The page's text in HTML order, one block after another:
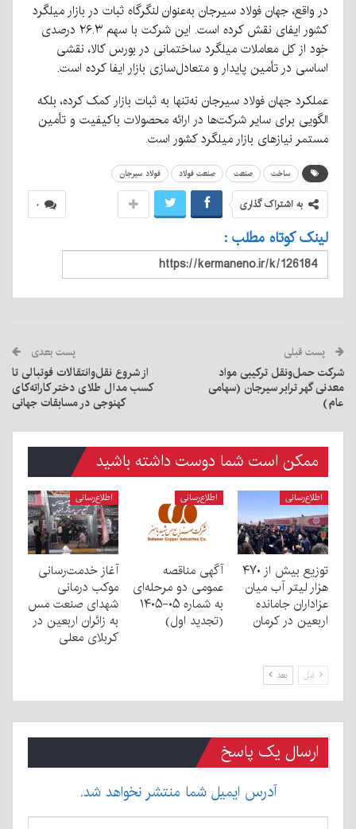
در واقع، جهان فولاد سیرجان به‌عنوان لنگرگاه ثبات در بازار میلگرد
کشور ایفای نقش کرده است. این شرکت با سهم ۲۶.۳ درصدی
خود از کل معاملات میلگرد ساختمانی در بورس کالا، نقشی
اساسی در تأمین پایدار و متعادل‌سازی بازار ایفا کرده است.
عملکرد جهان فولاد سیرجان نه‌تنها به ثبات بازار کمک کرده، بلکه
الگویی برای سایر شرکت‌ها در ارائه محصولات باکیفیت و تأمین
مستمر نیازهای بازار میلگرد کشور است.
ساخت صنعت صنعت فولاد فولاد سیرجان
۰ به اشتراک گذاری
لینک کوتاه مطلب :
پست قبلی
شرکت حمل‌ونقل ترکیبی مواد
معدنی گهر ترابر سیرجان (سهامی
عام)
پست بعدی
از شروع نقل‌وانتقالات فوتبالی تا
کسب مدال طلای دختر کاراته‌کای
کهنوجی در مسابقات جهانی
ممکن است شما دوست داشته باشید
اطلاع‌رسانی
توزیع بیش از ۴۷۰
هزار لیتر آب میان
عزاداران جامانده
اربعین در کرمان
اطلاع‌رسانی
آگهی مناقصه
عمومی دو مرحله‌ای
به شماره ۰۵-۱۴۰۵
(تجدید اول)
اطلاع‌رسانی
آغاز خدمت‌رسانی
موکب درمانی
شهدای صنعت مس
به زائران اربعین در
کربلای معلی
قبل بعد
ارسال یک پاسخ
آدرس ایمیل شما منتشر نخواهد شد.